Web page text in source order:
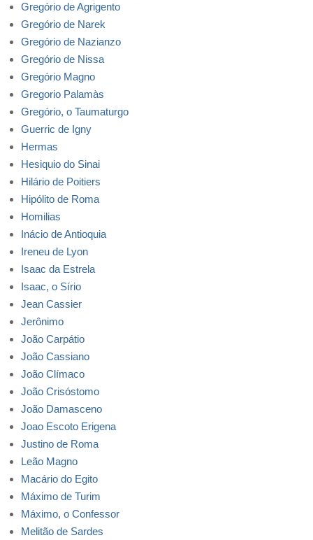
Gregório de Agrigento
Gregório de Narek
Gregório de Nazianzo
Gregório de Nissa
Gregório Magno
Gregorio Palamàs
Gregório, o Taumaturgo
Guerric de Igny
Hermas
Hesiquio do Sinai
Hilário de Poitiers
Hipólito de Roma
Homilias
Inácio de Antioquia
Ireneu de Lyon
Isaac da Estrela
Isaac, o Sírio
Jean Cassier
Jerônimo
João Carpátio
João Cassiano
João Clímaco
João Crisóstomo
João Damasceno
Joao Escoto Erigena
Justino de Roma
Leão Magno
Macário do Egito
Máximo de Turim
Máximo, o Confessor
Melitão de Sardes